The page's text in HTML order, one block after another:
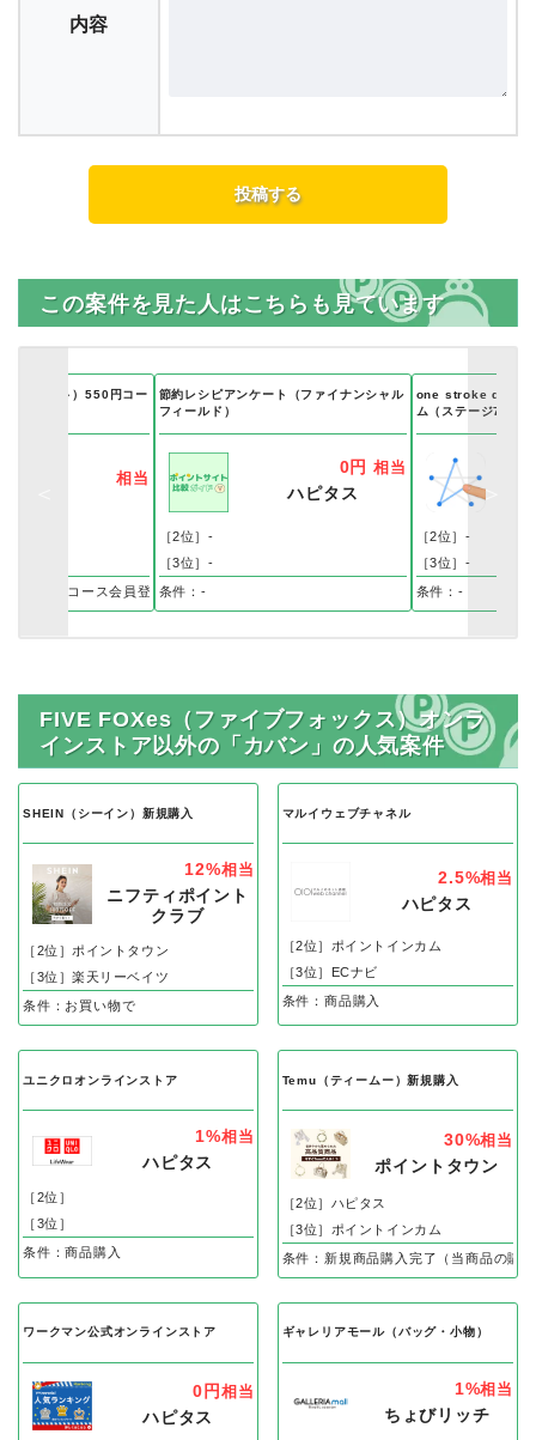
内容
この案件を見た人はこちらも見ています
ップデート）550円コー
相当
（税込）コース会員登録完了
節約レシピアンケート（ファイナンシャル
フィールド）
0円 相当
ハピタス
［2位］-
［3位］-
条件：-
one stroke draw -
ム（ステージ7のレ
［2位］-
［3位］-
条件：-
FIVE FOXes（ファイブフォックス）オンラ
インストア以外の「カバン」の人気案件
SHEIN（シーイン）新規購入
12%相当
ニフティポイント
クラブ
［2位］ポイントタウン
［3位］楽天リーベイツ
条件：お買い物で
マルイウェブチャネル
2.5%相当
ハピタス
［2位］ポイントインカム
［3位］ECナビ
条件：商品購入
ユニクロオンラインストア
1%相当
ハピタス
［2位］
［3位］
条件：商品購入
Temu（ティームー）新規購入
30%相当
ポイントタウン
［2位］ハピタス
［3位］ポイントインカム
条件：新規商品購入完了（当商品の購
ワークマン公式オンラインストア
0円 相当
ハピタス
ギャレリアモール（バッグ・小物）
1%相当
ちょびリッチ